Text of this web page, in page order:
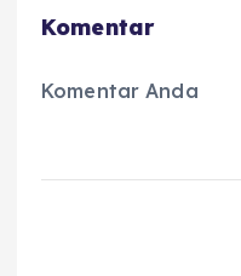
Komentar
Komentar Anda